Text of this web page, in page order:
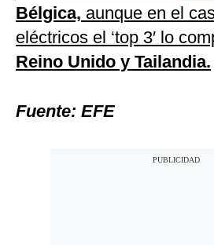
Bélgica, aunque en el
eléctricos el ‘top 3′ lo
Reino Unido y Tailandia.
Fuente: EFE